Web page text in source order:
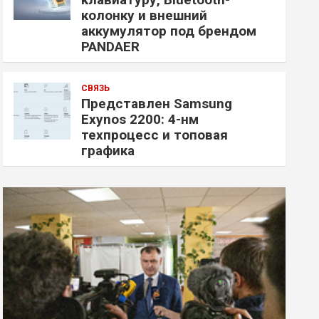
колонку и внешний
аккумулятор под брендом
PANDAER
СВЯЗЬ
Представлен Samsung
Exynos 2200: 4-нм
техпроцесс и топовая
графика